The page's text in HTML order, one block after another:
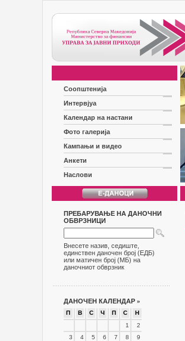
Соопштенија
Интервјуа
Календар на настани
Фото галерија
Кампањи и видео
Анкети
Наслови
ПРЕБАРУВАЊЕ НА ДАНОЧНИ
ОБВРЗНИЦИ
Внесете назив, седиште,
единствен даночен број (ЕДБ)
или матичен број (МБ) на
даночниот обврзник
ДАНОЧЕН КАЛЕНДАР »
П В С Ч П С
Н
1
2
3
4 5 6 7 8
9